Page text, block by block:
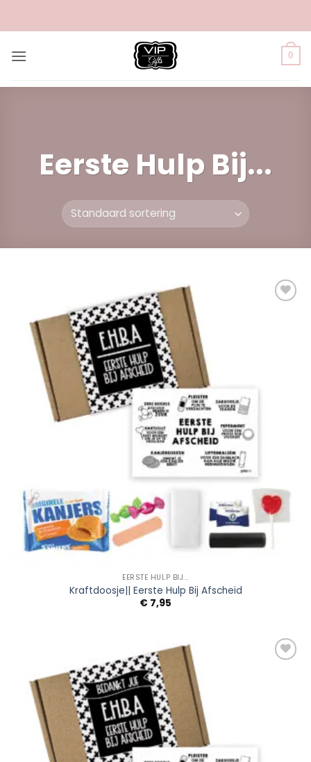
0
Eerste Hulp Bij...
EERSTE HULP BIJ...
Kraftdoosje|| Eerste Hulp Bij Afscheid
€ 7,95